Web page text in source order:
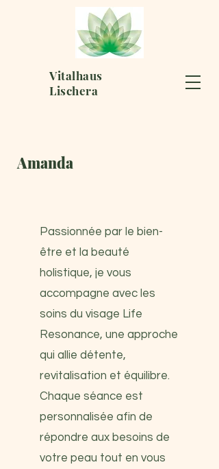
Vitalhaus
Lischera
Amanda
Passionnée par le bien-
être et la beauté
holistique, je vous
accompagne avec les
soins du visage Life
Resonance, une approche
qui allie détente,
revitalisation et équilibre.
Chaque séance est
personnalisée afin de
répondre aux besoins de
votre peau tout en vous